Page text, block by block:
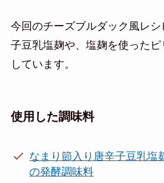
今回のチーズブルダック風レ
子豆乳塩麹や、塩麹を使った
しています。
使用した調味料
なまり節入り唐辛子豆乳塩
の発酵調味料